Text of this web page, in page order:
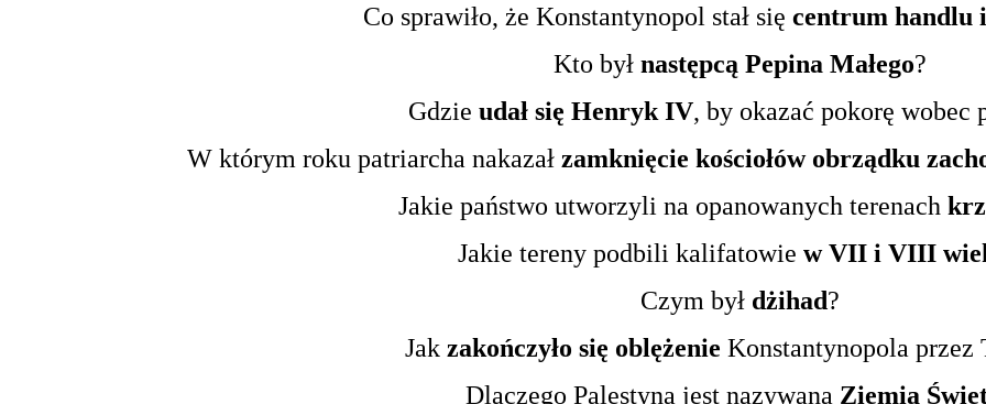
Co sprawiło, że Konstantynopol stał się centrum handlu
Kto był następcą Pepina Małego?
Gdzie udał się Henryk IV, by okazać pokorę wobec
W którym roku patriarcha nakazałzamknięcie kościołów obrządku
Jakie państwo utworzyli na opanowanych terenach
Jakie tereny podbili kalifatowie w VII i VIII
Czym był dżihad?
Jakzakończyło się oblężenie Konstantynopola przez
Dlaczego Palestyna jest nazywana Ziemią